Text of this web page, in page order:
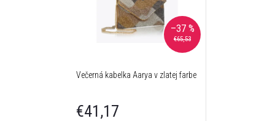
€65,53
–37 %
Večerná kabelka Aarya v zlatej farbe
€41,17